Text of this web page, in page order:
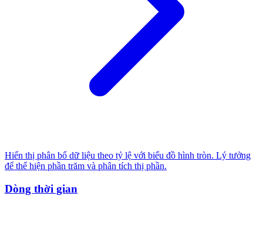
Hiển thị phân bổ dữ liệu theo tỷ lệ với biểu đồ hình tròn. Lý tưởng
để thể hiện phần trăm và phân tích thị phần.
Dòng thời gian